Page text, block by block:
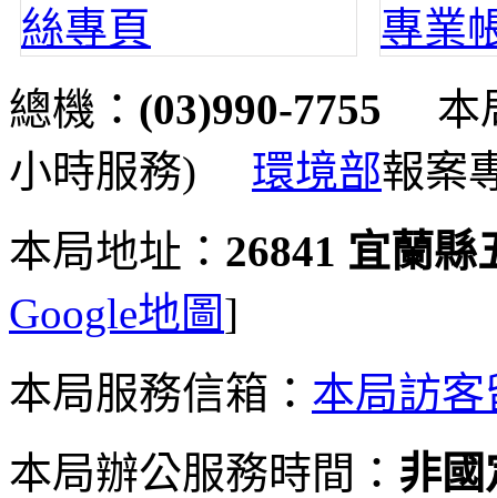
總機： (03)990-7755 本
小時服務) 環境部報案
本局地址： 26841 宜蘭縣
Google地圖]
本局服務信箱： 本局訪客
本局辦公服務時間： 非國